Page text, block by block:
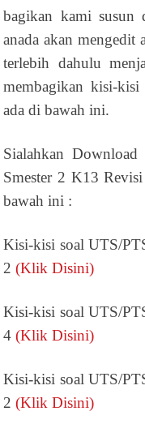
bagikan kami susun
anada akan mengedit
terlebih dahulu
membagikan kisi-
ada di bawah ini.
Sialahkan
Smester 2 K13
bawah ini :
Kisi-kisi soal UTS/
2(Klik Disini)
Kisi-kisi soal UTS/
4(Klik Disini)
Kisi-kisi soal UTS/
2(Klik Disini)